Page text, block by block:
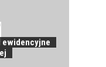
ewidencyjne